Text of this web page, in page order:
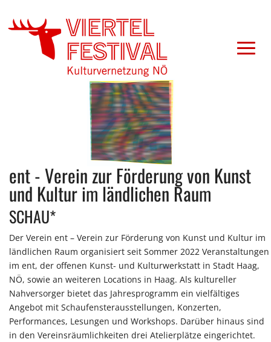
ent - Verein zur Förderung von Kunst
und Kultur im ländlichen Raum
SCHAU*
Der Verein ent – Verein zur Förderung von Kunst und Kultur im
ländlichen Raum organisiert seit Sommer 2022 Veranstaltungen
im ent, der offenen Kunst- und Kulturwerkstatt in Stadt Haag,
NÖ, sowie an weiteren Locations in Haag. Als kultureller
Nahversorger bietet das Jahresprogramm ein vielfältiges
Angebot mit Schaufensterausstellungen, Konzerten,
Performances, Lesungen und Workshops. Darüber hinaus sind
in den Vereinsräumlichkeiten drei Atelierplätze eingerichtet.